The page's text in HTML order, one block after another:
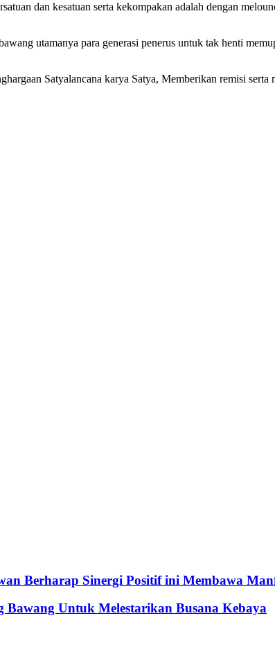
dan kesatuan serta kekompakan adalah dengan
utamanya para generasi penerus untuk tak henti
Satyalancana karya Satya, Memberikan remisi
Berharap Sinergi Positif ini Membawa
Untuk Melestarikan Busana Kebaya